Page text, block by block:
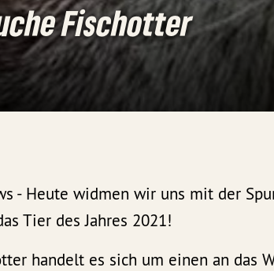
Fischotter
- Heute widmen wir uns mit der
Tier des Jahres 2021!
handelt es sich um einen an das